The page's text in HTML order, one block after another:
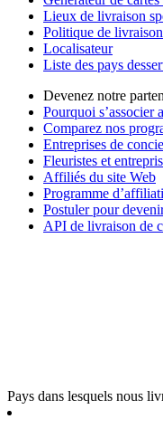
Lieux de livraison
Politique de livraison
Localisateur
Liste des pays
Devenez notre
Pourquoi s’associer
Comparez nos
Entreprises de
Fleuristes et
Affiliés du site Web
Programme
Postuler pour
API de livraison de
Pays dans lesquels nous